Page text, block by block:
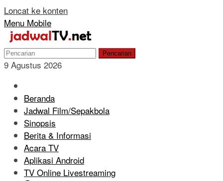
Loncat ke konten
Menu Mobile
Pencarian
9 Agustus 2026
Beranda
Jadwal Film/Sepakbola
Sinopsis
Berita & Informasi
Acara TV
Aplikasi Android
TV Online Livestreaming